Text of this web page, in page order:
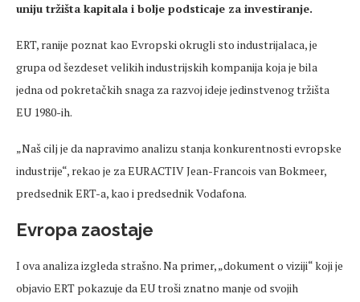
uniju tržišta kapitala i bolje podsticaje za investiranje.
ERT, ranije poznat kao Evropski okrugli sto industrijalaca, je
grupa od šezdeset velikih industrijskih kompanija koja je bila
jedna od pokretačkih snaga za razvoj ideje jedinstvenog tržišta
EU 1980-ih.
„Naš cilj je da napravimo analizu stanja konkurentnosti evropske
industrije“, rekao je za EURACTIV Jean-Francois van Bokmeer,
predsednik ERT-a, kao i predsednik Vodafona.
Evropa zaostaje
I ova analiza izgleda strašno. Na primer, „dokument o viziji“ koji je
objavio ERT pokazuje da EU troši znatno manje od svojih